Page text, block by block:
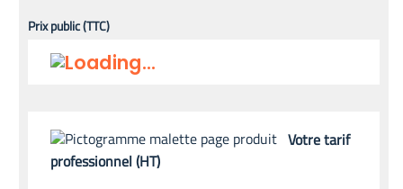
Prix public (TTC)
Votre tarif
professionnel (HT)